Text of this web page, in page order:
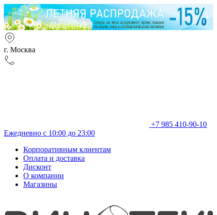
г. Москва
+7 985 410-90-10
Ежедневно с 10:00 до 23:00
Корпоративным клиентам
Оплата и доставка
Дисконт
О компании
Магазины